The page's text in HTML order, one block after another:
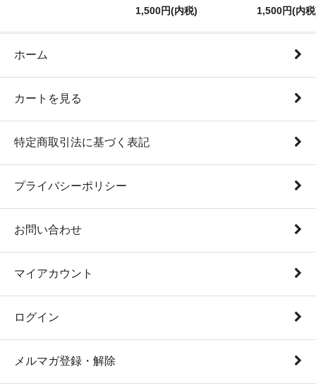
1,500円(内税)
1,500円(内
ホーム
カートを見る
特定商取引法に基づく表記
プライバシーポリシー
お問い合わせ
マイアカウント
ログイン
メルマガ登録・解除